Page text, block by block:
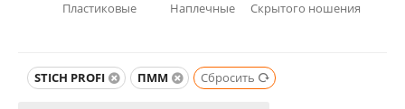
Пластиковые Наплечные Скрытого ношения
STICH PROFI ПММ Сбросить